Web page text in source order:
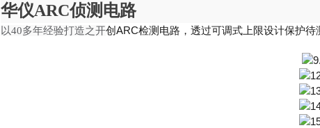
华仪ARC侦测电路
以40多年经验打造之开创ARC检测电路，透过可调式上限设计保护待